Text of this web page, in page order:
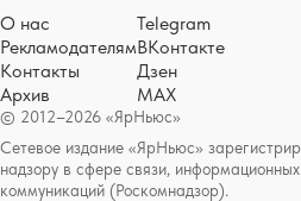
© 2012–2026 «ЯрНьюс»
Сетевое издание «ЯрНьюс»
надзору в сфере связи,
коммуникаций (Роскомнадзор).
О нас
Рекламодателям
Контакты
Архив
Telegram
ВКонтакте
Дзен
MAX